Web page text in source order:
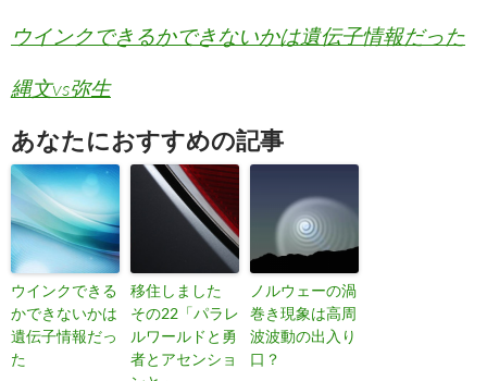
ウインクできるかできないかは遺伝子情報だった
縄文vs弥生
あなたにおすすめの記事
ウインクできる
かできないかは
遺伝子情報だっ
た
移住しました
その22「パラレ
ルワールドと勇
者とアセンショ
ノルウェーの渦
巻き現象は高周
波波動の出入り
口？